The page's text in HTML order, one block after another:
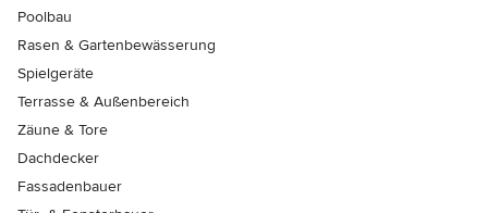
Poolbau
Rasen & Gartenbewässerung
Spielgeräte
Terrasse & Außenbereich
Zäune & Tore
Dachdecker
Fassadenbauer